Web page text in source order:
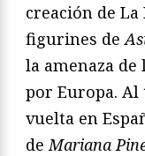
creación de
figurines de
la amenaza
por Europa.
vuelta en
deMariana